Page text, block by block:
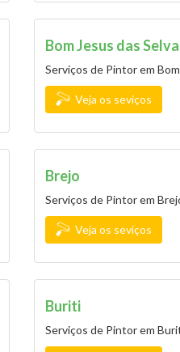
Bom Jesus das
Serviços de Pintor em
Veja os seviços
Brejo
Serviços de Pintor em
Veja os seviços
Buriti
Serviços de Pintor em